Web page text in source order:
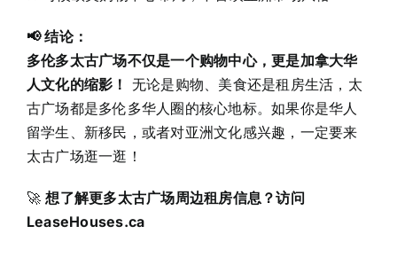
📢 结论：
多伦多太古广场不仅是一个购物中心，更是加拿大华
人文化的缩影！ 无论是购物、美食还是租房生活，太
古广场都是多伦多华人圈的核心地标。如果你是华人
留学生、新移民，或者对亚洲文化感兴趣，一定要来
太古广场逛一逛！
🚀想了解更多太古广场周边租房信息？访问
LeaseHouses.ca